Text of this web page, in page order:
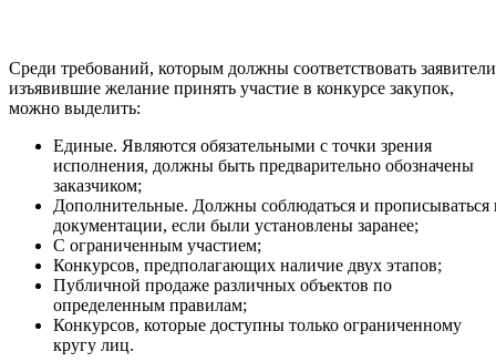
Среди требований, которым должны соответствовать
изъявившие желание принять участие в конкурсе закупок,
можно выделить:
Единые. Являются обязательными с точки зрения
исполнения, должны быть предварительно обозначены
заказчиком;
Дополнительные. Должны соблюдаться и прописываться
документации, если были установлены заранее;
С ограниченным участием;
Конкурсов, предполагающих наличие двух этапов;
Публичной продаже различных объектов по
определенным правилам;
Конкурсов, которые доступны только ограниченному
кругу лиц.